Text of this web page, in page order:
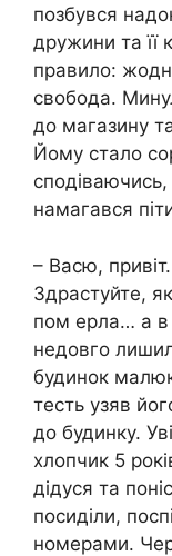
позбyвся
дружини та її
правило:
свобода.
до магазину
Йому стало
намагався
– Васю,
Здрастуйте,
пом epла… а в
недовго
будинок
тесть узяв
до будинку.
хлопчик 5
дідуся та
посиділи,
номерами.